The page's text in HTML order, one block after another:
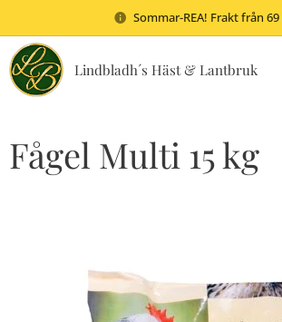
Sommar-REA! Frakt från
Lindbladh´s Häst & Lantbruk
Fågel Multi 15 kg